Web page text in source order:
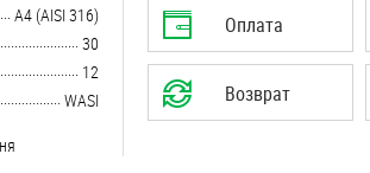
A4 (AISI 316)
30
12
WASI
Оплата
Возврат